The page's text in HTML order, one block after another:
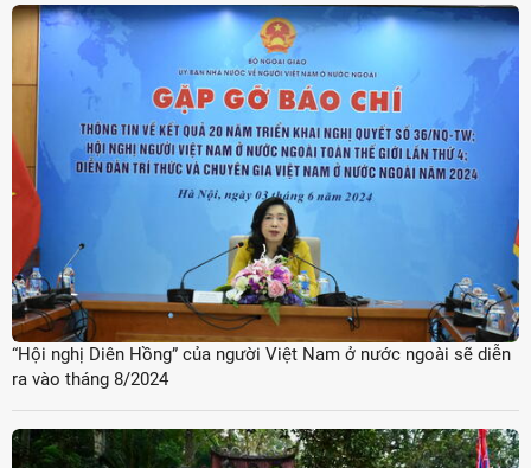
“Hội nghị Diên Hồng” của người Việt Nam ở nước ngoài sẽ diễn
ra vào tháng 8/2024